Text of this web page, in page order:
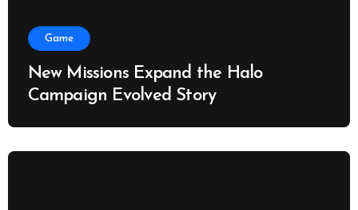
Game
New Missions Expand the Halo
Campaign Evolved Story